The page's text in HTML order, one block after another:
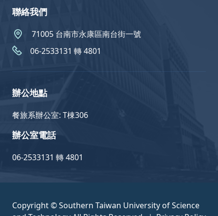
聯絡我們
71005 台南市永康區南台街一號
06-2533131 轉 4801
辦公地點
餐旅系辦公室: T棟306
辦公室電話
06-2533131 轉 4801
Copyright © Southern Taiwan University of Science